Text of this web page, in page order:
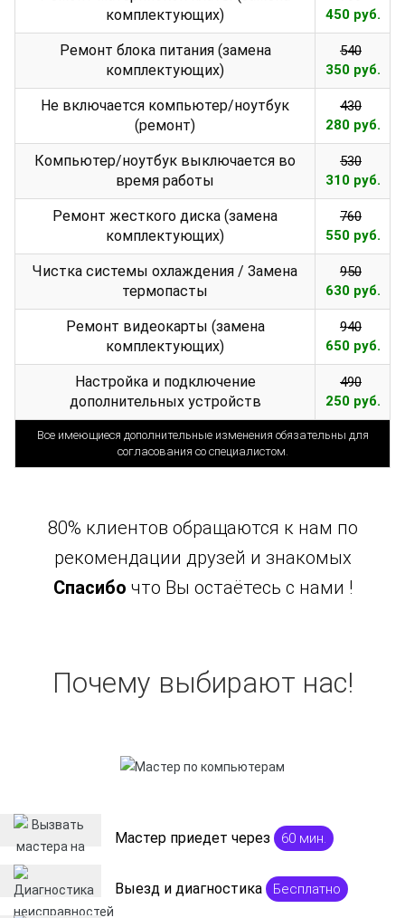
комплектующих)
450 руб.
Ремонт блока питания (замена
комплектующих)
540
350 руб.
Не включается компьютер/ноутбук
(ремонт)
430
280 руб.
Компьютер/ноутбук выключается во
время работы
530
310 руб.
Ремонт жесткого диска (замена
комплектующих)
760
550 руб.
Чистка системы охлаждения / Замена
термопасты
950
630 руб.
Ремонт видеокарты (замена
комплектующих)
940
650 руб.
Настройка и подключение
дополнительных устройств
490
250 руб.
Все имеющиеся дополнительные изменения обязательны для
согласования со специалистом.
80% клиентов обращаются к нам по
рекомендации друзей и знакомых
Спасибо что Вы остаётесь с нами !
Почему выбирают нас!
Мастер приедет через 60 мин.
Выезд и диагностика Бесплатно